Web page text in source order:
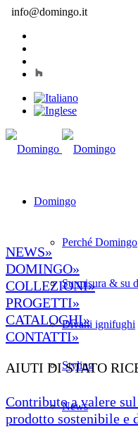
info@domingo.it
Domingo
Perché Domingo
Su misura & su
Divani ignifughi
Styling
News
NEWS»
DOMINGO»
COLLEZIONI»
PROGETTI»
CATALOGHI»
CONTATTI»
AIUTI DI STATO
Contributo a valere
prodotto sostenibile e